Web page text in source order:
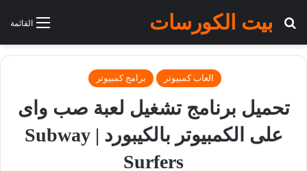
القائمة بيت الكورسات
بحث عن
العاب كمبيوتر برامج كمبيوتر
تحميل برنامج تشغيل لعبة صب واى
على الكمبيوتر بالكيبورد | Subway
Surfers